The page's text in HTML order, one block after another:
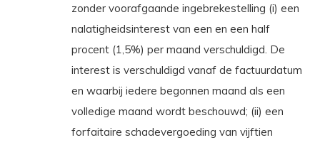
zonder voorafgaande ingebrekestelling (i) een
nalatigheidsinterest van een en een half
procent (1,5%) per maand verschuldigd. De
interest is verschuldigd vanaf de factuurdatum
en waarbij iedere begonnen maand als een
volledige maand wordt beschouwd; (ii) een
forfaitaire schadevergoeding van vijftien